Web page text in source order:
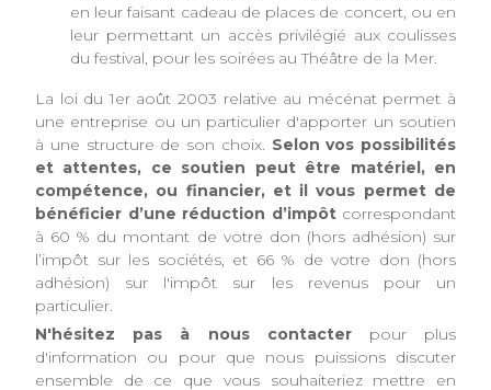
en leur faisant cadeau de places de concert, ou en
leur permettant un accès privilégié aux coulisses
du festival, pour les soirées au Théâtre de la Mer.
La loi du 1er août 2003 relative au mécénat permet à
une entreprise ou un particulier d'apporter un soutien
à une structure de son choix. Selon vos possibilités
et attentes, ce soutien peut être matériel, en
compétence, ou financier, et il vous permet de
bénéficier d’une réduction d’impôtcorrespondant
à 60 % du montant de votre don (hors adhésion) sur
l’impôt sur les sociétés, et 66 % de votre don (hors
adhésion) sur l'impôt sur les revenus pour un
particulier.
N'hésitez pas à nous contacterpour plus
d'information ou pour que nous puissions discuter
ensemble de ce que vous souhaiteriez mettre en